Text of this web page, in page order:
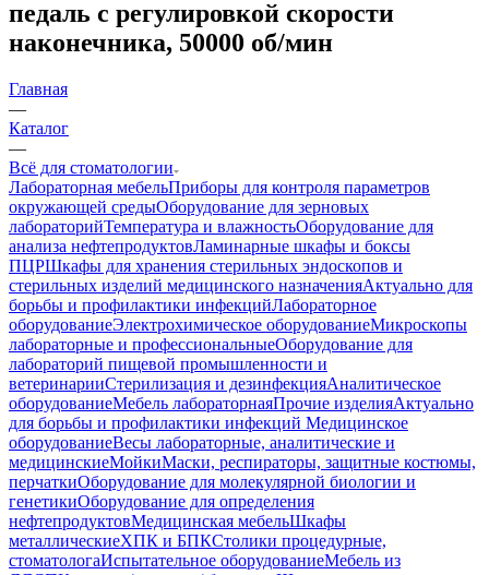
педаль с регулировкой скорости
наконечника, 50000 об/мин
Главная
—
Каталог
—
Всё для стоматологии
Лабораторная мебельПриборы для контроля параметров
окружающей средыОборудование для зерновых
лабораторийТемпература и влажностьОборудование для
анализа нефтепродуктовЛаминарные шкафы и боксы
ПЦРШкафы для хранения стерильных эндоскопов и
стерильных изделий медицинского назначенияАктуально для
борьбы и профилактики инфекцийЛабораторное
оборудованиеЭлектрохимическое оборудованиеМикроскопы
лабораторные и профессиональныеОборудование для
лабораторий пищевой промышленности и
ветеринарииСтерилизация и дезинфекцияАналитическое
оборудованиеМебель лабораторнаяПрочие изделияАктуально
для борьбы и профилактики инфекций Медицинское
оборудованиеВесы лабораторные, аналитические и
медицинскиеМойкиМаски, респираторы, защитные костюмы,
перчаткиОборудование для молекулярной биологии и
генетикиОборудование для определения
нефтепродуктовМедицинская мебельШкафы
металлическиеХПК и БПКСтолики процедурные,
стоматологаИспытательное оборудованиеМебель из